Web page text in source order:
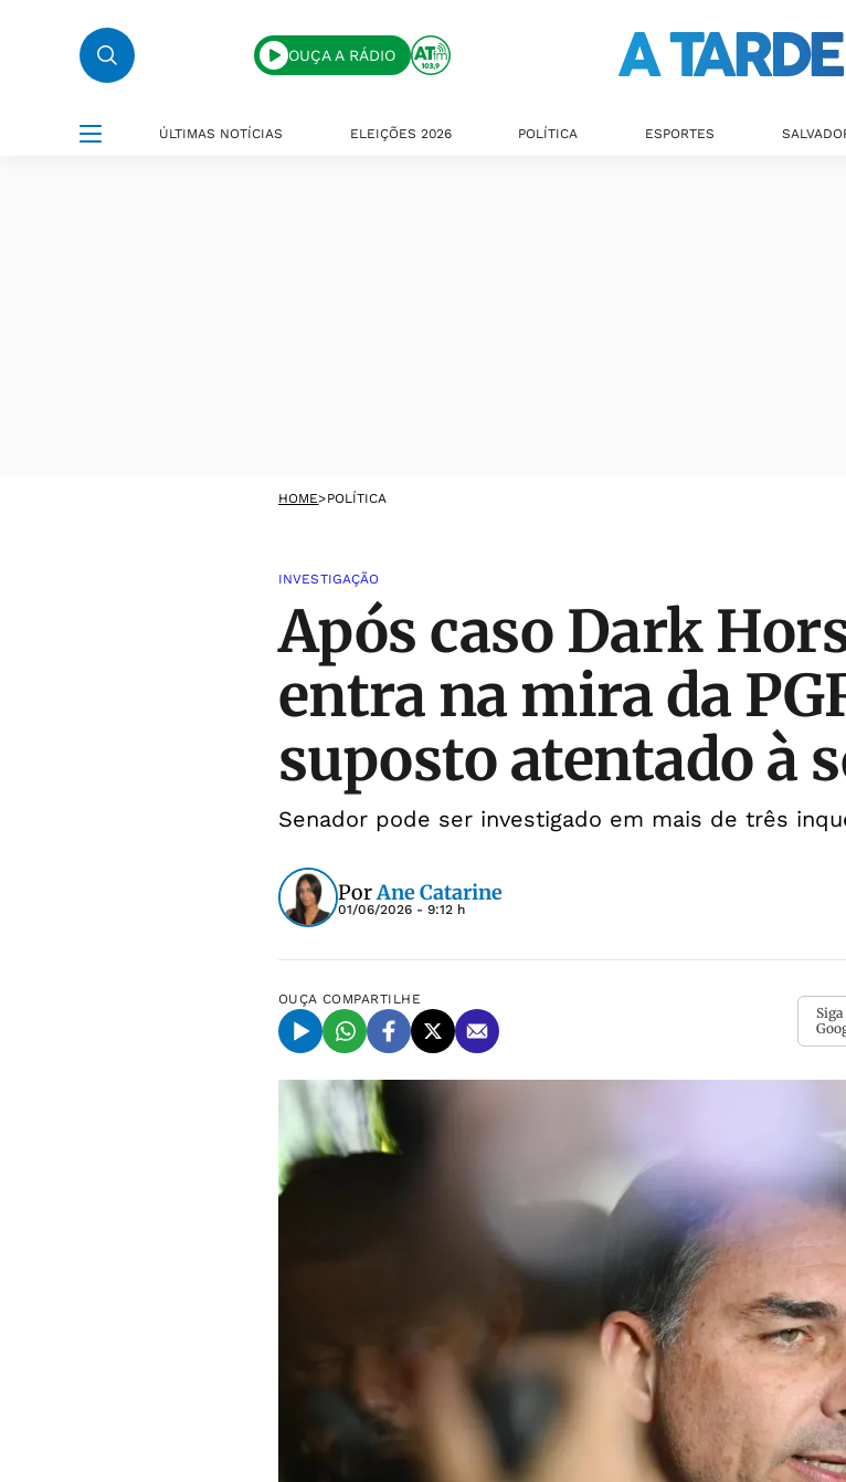
OUÇA A RÁDIO
ÚLTIMAS NOTÍCIAS ELEIÇÕES 2026 POLÍTICA ESPORTES
HOME>POLÍTICA
INVESTIGAÇÃO
Após caso Dark
entra na mira da
suposto atentado à
Senador pode ser investigado em mais de três
PorAne Catarine
01/06/2026 - 9:12 h
OUÇA COMPARTILHE
Siga